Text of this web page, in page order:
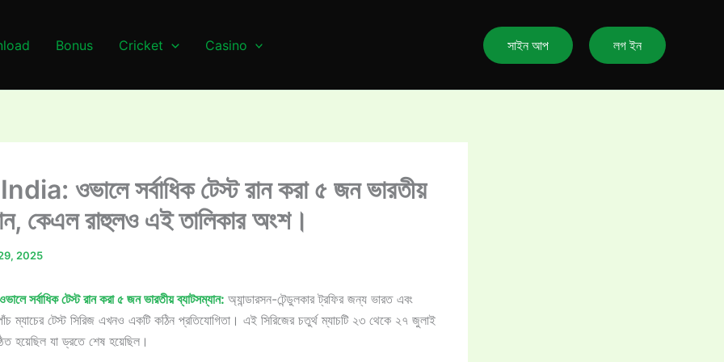
Bonus Cricket Casino সাইন আপ লগ ইন
ওভালে সর্বাধিক টেস্ট রান করা ৫ জন ভারতীয়
কেএল রাহুলও এই তালিকার অংশ।
2025
সর্বাধিক টেস্ট রান করা ৫ জন ভারতীয় ব্যাটসম্যান: অ্যান্ডারসন-টেন্ডুলকার ট্রফির জন্য ভারত এবং
ম্যাচের টেস্ট সিরিজ এখনও একটি কঠিন প্রতিযোগিতা। এই সিরিজের চতুর্থ ম্যাচটি ২৩ থেকে ২৭ জুলাই
হয়েছিল যা ড্রতে শেষ হয়েছিল।